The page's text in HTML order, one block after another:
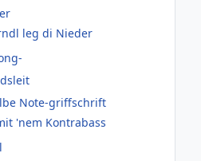
leg di Nieder
Note-griffschrift
'nem Kontrabass